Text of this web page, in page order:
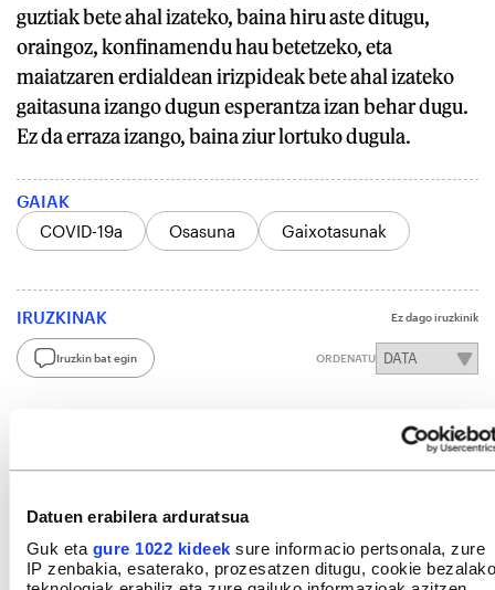
Datuen erabilera arduratsua
Guk eta gure 1022 kideek sure informacio pertsonala, zure
IP zenbakia, esaterako, prozesatzen ditugu, cookie bezalako
guztiak bete ahal izateko, baina hiru aste ditugu,
oraingoz, konfinamendu hau betetzeko, eta
maiatzaren erdialdean irizpideak bete ahal izateko
gaitasuna izango dugun esperantza izan behar dugu.
Ez da erraza izango, baina ziur lortuko dugula.
GAIAK
COVID-19a
Osasuna Gaixotasunak
IRUZKINAK Ez dago iruzkinik
Iruzkin bat egin ORDENATU